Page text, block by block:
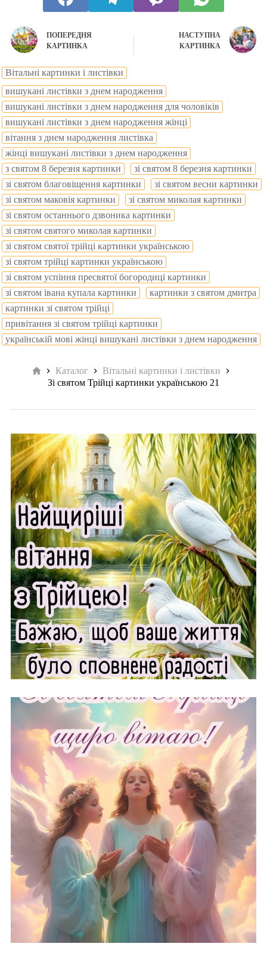
ПОПЕРЕДНЯ
КАРТИНКА
НАСТУПНА
КАРТИНКА
Вітальні картинки і листівки
вишукані листівки з днем народження
вишукані листівки з днем народження для чоловіків
вишукані листівки з днем народження жінці
вітання з днем народження листівка
жінці вишукані листівки з днем народження
з святом 8 березня картинки
зі святом 8 березня картинки
зі святом благовіщення картинки
зі святом весни картинки
зі святом маковія картинки
зі святом миколая картинки
зі святом останнього дзвоника картинки
зі святом святого миколая картинки
зі святом святої трійці картинки українською
зі святом трійці картинки українською
зі святом успіння пресвятої богородиці картинки
зі святом івана купала картинки
картинки з святом дмитра
картинки зі святом трійці
привітання зі святом трійці картинки
українській мові жінці вишукані листівки з днем народження
Головна
Каталог
Вітальні картинки і листівки
Зі святом Трійці картинки українською 21